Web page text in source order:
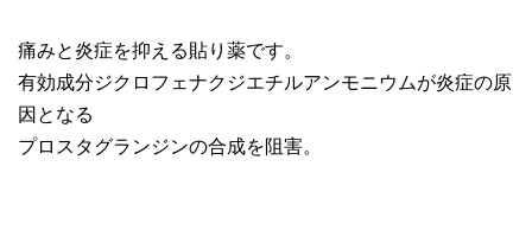
痛みと炎症を抑える貼り薬です。
有効成分ジクロフェナクジエチルアンモニウムが炎症の原
因となる
プロスタグランジンの合成を阻害。